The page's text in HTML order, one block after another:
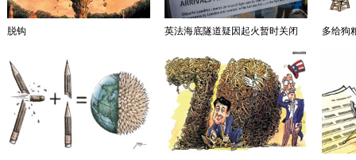
脱钩 英法海底隧道疑因起火暂时关闭 多给狗